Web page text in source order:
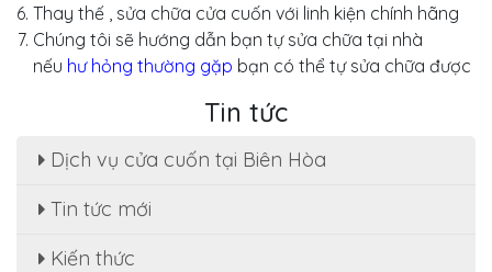
Thay thế , sửa chữa cửa cuốn với linh kiện chính hãng
Chúng tôi sẽ hướng dẫn bạn tự sửa chữa tại nhà
nếu hư hỏng thường gặp bạn có thể tự sửa chữa được
Tin tức
Dịch vụ cửa cuốn tại Biên Hòa
Tin tức mới
Kiến thứcSửa cửa cuốn, motor cửa cuốn tại nhà phường